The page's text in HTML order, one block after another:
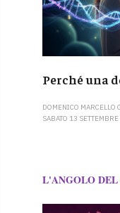
Perché una
DOMENICO MARCELLO
SABATO 13
L'ANGOLO